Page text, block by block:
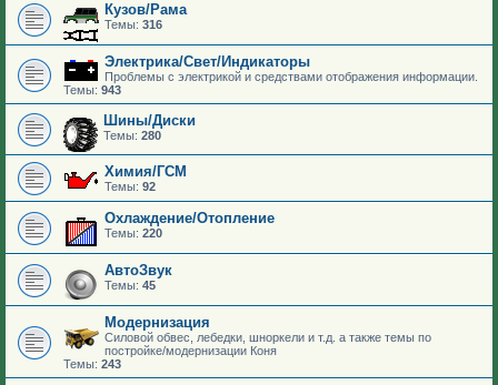
Кузов/Рама
Темы: 316
Электрика/Свет/Индикаторы
Проблемы с электрикой и средствами отображения информации.
Темы: 943
Шины/Диски
Темы: 280
Химия/ГСМ
Темы: 92
Охлаждение/Отопление
Темы: 220
АвтоЗвук
Темы: 45
Модернизация
Силовой обвес, лебедки, шноркели и т.д. а также темы по
постройке/модернизации Коня
Темы: 243